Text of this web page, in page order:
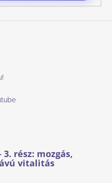
rész: mozgás,
vitalitás